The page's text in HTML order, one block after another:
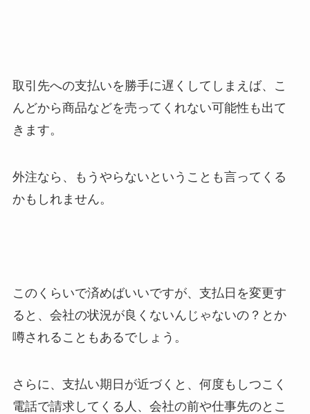
取引先への支払いを勝手に遅くしてしまえば、こ
んどから商品などを売ってくれない可能性も出て
きます。
外注なら、もうやらないということも言ってくる
かもしれません。
このくらいで済めばいいですが、支払日を変更す
ると、会社の状況が良くないんじゃないの？とか
噂されることもあるでしょう。
さらに、支払い期日が近づくと、何度もしつこく
電話で請求してくる人、会社の前や仕事先のとこ